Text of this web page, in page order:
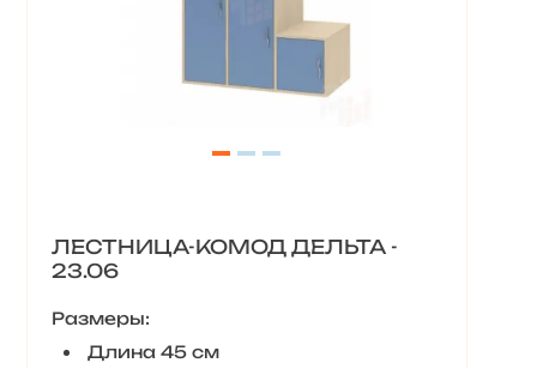
ЛЕСТНИЦА-КОМОД ДЕЛЬТА -
23.06
Размеры:
Длина 45 см